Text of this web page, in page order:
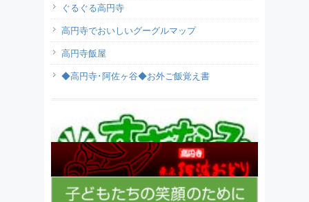
ぐるぐる高円寺
高円寺でおいしいグーグルマップ
高円寺飯屋
◆高円寺･阿佐ヶ谷◆お外ご飯覚え書